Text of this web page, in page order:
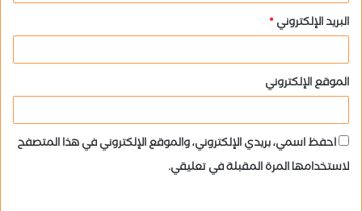
البريد الإلكتروني*
الموقع الإلكتروني
احفظ اسمي، بريدي الإلكتروني، والموقع الإلكتروني في هذا المتصفح
لاستخدامها المرة المقبلة في تعليقي.